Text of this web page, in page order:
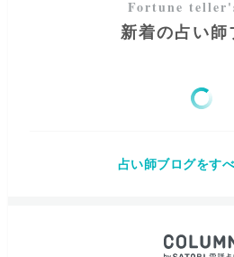
新着の占い師
占い師ブログをす